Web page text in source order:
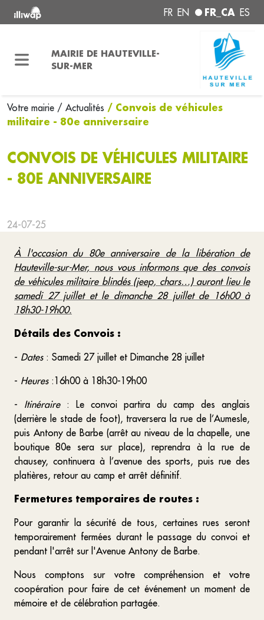
FR EN FR_CA ES
MAIRIE DE HAUTEVILLE-
SUR-MER
Votre mairie / Actualités / Convois de véhicules
militaire - 80e anniversaire
CONVOIS DE VÉHICULES MILITAIRE
- 80E ANNIVERSAIRE
24-07-25
À l'occasion du 80e anniversaire de la libération de
Hauteville-sur-Mer, nous vous informons que des convois
de véhicules militaire blindés (jeep, chars…) auront lieu le
samedi 27 juillet et le dimanche 28 juillet de 16h00 à
18h30-19h00.
Détails des Convois :
- Dates: Samedi 27 juillet et Dimanche 28 juillet
- Heures:16h00 à 18h30-19h00
- Itinéraire: Le convoi partira du camp des anglais
(derrière le stade de foot), traversera la rue de l’Aumesle,
puis Antony de Barbe (arrêt au niveau de la chapelle, une
boutique 80e sera sur place), reprendra à la rue de
chausey, continuera à l’avenue des sports, puis rue des
platières, retour au camp et arrêt définitif.
Fermetures temporaires de routes :
Pour garantir la sécurité de tous, certaines rues seront
temporairement fermées durant le passage du convoi et
pendant l'arrêt sur l'Avenue Antony de Barbe.
Nous comptons sur votre compréhension et votre
coopération pour faire de cet événement un moment de
mémoire et de célébration partagée.